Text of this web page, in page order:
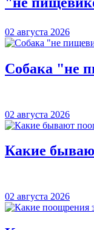
02 августа 2026
Собака "не
02 августа 2026
Какие
02 августа 2026